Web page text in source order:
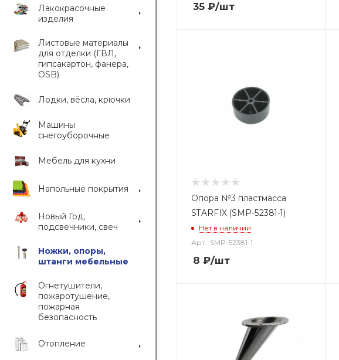
Лакокрасочные
изделия
Листовые материалы
для отделки (ГВЛ,
гипсакартон, фанера,
OSB)
Лодки, вёсла, крючки
Машины
снегоуборочные
Мебель для кухни
Напольные покрытия
Новый Год,
подсвечники, свеч
Ножки, опоры,
штанги мебельные
Огнетушители,
пожаротушение,
пожарная
безопасность
Отопление
35 ₽/шт
Опора №3 пластмасса
STARFIX (SMP-52381-1)
Нет в наличии
Арт.: SMP-52381-1
8 ₽/шт